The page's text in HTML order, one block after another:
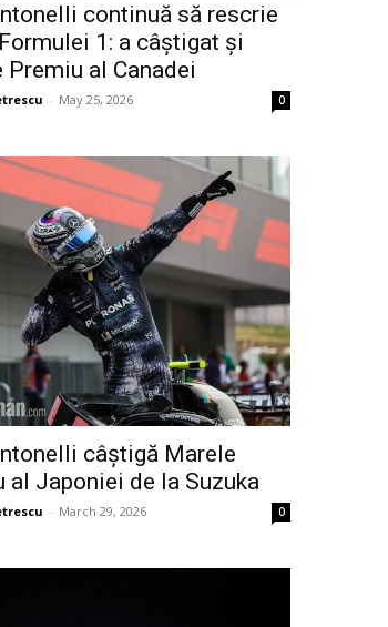
continuă să rescrie
1: a câștigat și
Premiu al Canadei
- May 25, 2026 0
câștigă Marele
al Japoniei de la Suzuka
- March 29, 2026 0